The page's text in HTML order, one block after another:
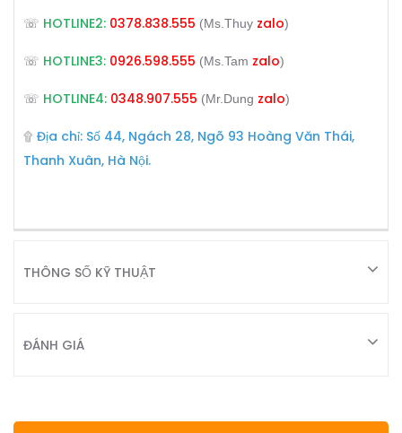
☏ HOTLINE2: 0378.838.555 (Ms.Thuy zalo)
☏ HOTLINE3: 0926.598.555 (Ms.Tam zalo)
☏ HOTLINE4: 0348.907.555 (Mr.Dung zalo)
۩ Địa chỉ: Số 44, Ngách 28, Ngõ 93 Hoàng Văn Thái,
Thanh Xuân, Hà Nội.
THÔNG SỐ KỸ THUẬT
ĐÁNH GIÁ